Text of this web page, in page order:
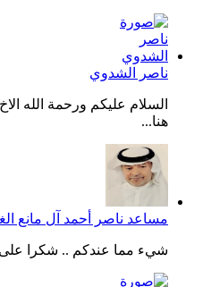
ناصر الشدوي
السلام عليكم ورحمة الله
هنا...
مساعد ناصر أحمد آل مانع
شيء مما عندكم .. شكرا